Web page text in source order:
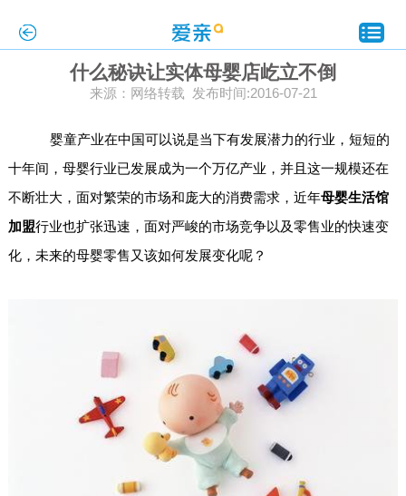
什么秘诀让实体母婴店屹立不倒
来源：网络转载 发布时间:2016-07-21
婴童产业在中国可以说是当下有发展潜力的行业，短短的
十年间，母婴行业已发展成为一个万亿产业，并且这一规模还在
不断壮大，面对繁荣的市场和庞大的消费需求，近年母婴生活馆
加盟行业也扩张迅速，面对严峻的市场竞争以及零售业的快速变
化，未来的母婴零售又该如何发展变化呢？